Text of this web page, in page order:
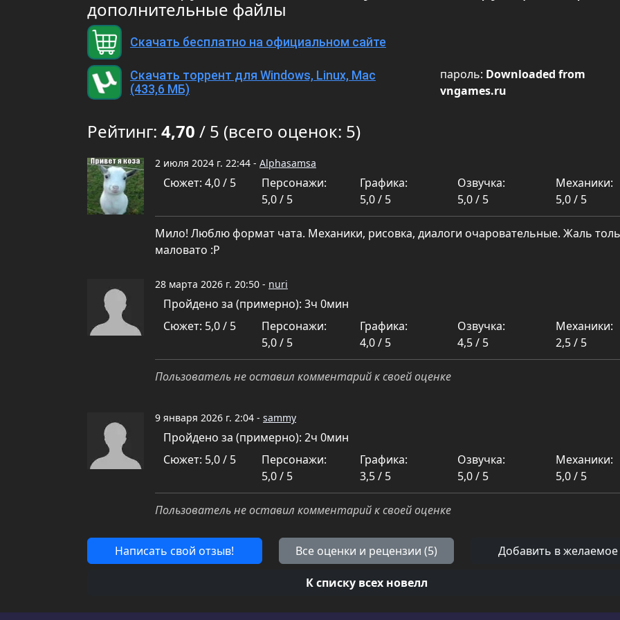
дополнительные файлы
Скачать бесплатно на официальном сайте
Скачать торрент для Windows, Linux, Mac
(433,6 МБ)
пароль: Downloaded from
vngames.ru
Рейтинг: 4,70 / 5 (всего оценок: 5)
2 июля 2024 г. 22:44 - Alphasamsa
Сюжет: 4,0 / 5
Персонажи:
5,0 / 5
Графика:
5,0 / 5
Озвучка:
5,0 / 5
Механики:
5,0 / 5
Мило! Люблю формат чата. Механики, рисовка, диалоги очаровательные. Жаль
маловато :Р
28 марта 2026 г. 20:50 - nuri
Пройдено за (примерно): 3ч 0мин
Сюжет: 5,0 / 5
Персонажи:
5,0 / 5
Графика:
4,0 / 5
Озвучка:
4,5 / 5
Механики:
2,5 / 5
Пользователь не оставил комментарий к своей оценке
9 января 2026 г. 2:04 - sammy
Пройдено за (примерно): 2ч 0мин
Сюжет: 5,0 / 5
Персонажи:
5,0 / 5
Графика:
3,5 / 5
Озвучка:
5,0 / 5
Механики:
5,0 / 5
Пользователь не оставил комментарий к своей оценке
Написать свой отзыв! Все оценки и рецензии (5) Добавить в желаемое
К списку всех новелл